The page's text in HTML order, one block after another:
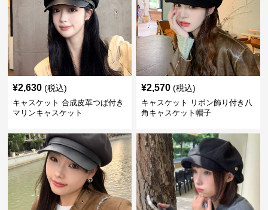
¥2,630 (税込)
キャスケット 合成皮革つば付き
マリンキャスケット
¥2,570 (税込)
キャスケット リボン飾り付き八
角キャスケット帽子